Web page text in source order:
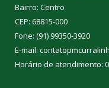
Bairro: Centro
CEP: 68815-000
Fone: (91) 99350-3920
E-mail:
Horário de atendimento: